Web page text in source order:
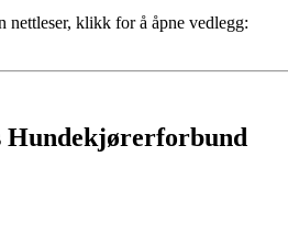
nettleser, klikk for å åpne vedlegg:
Hundekjørerforbund